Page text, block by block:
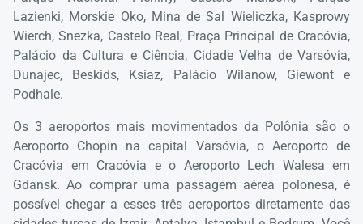
Lazienki, Morskie Oko, Mina de Sal Wieliczka, Kasprowy
Wierch, Snezka, Castelo Real, Praça Principal de Cracóvia,
Palácio da Cultura e Ciência, Cidade Velha de Varsóvia,
Dunajec, Beskids, Ksiaz, Palácio Wilanow, Giewont e
Podhale.
Os 3 aeroportos mais movimentados da Polônia são o
Aeroporto Chopin na capital Varsóvia, o Aeroporto de
Cracóvia em Cracóvia e o Aeroporto Lech Walesa em
Gdansk. Ao comprar uma passagem aérea polonesa, é
possível chegar a esses três aeroportos diretamente das
por